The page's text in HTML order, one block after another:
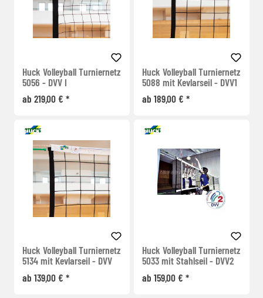
Huck Volleyball Turniernetz
5056 - DVV I
ab 219,00 € *
Huck Volleyball Turniernetz
5088 mit Kevlarseil - DVV1
ab 189,00 € *
Huck Volleyball Turniernetz
5134 mit Kevlarseil - DVV
ab 139,00 € *
Huck Volleyball Turniernetz
5033 mit Stahlseil - DVV2
ab 159,00 € *